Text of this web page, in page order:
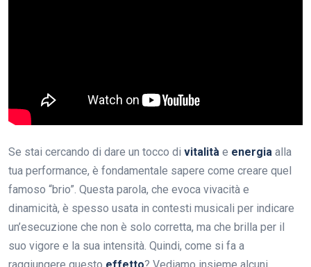
Se stai cercando di dare un tocco di vitalità e energia alla
tua performance, è fondamentale sapere come creare quel
famoso “brio”. Questa parola, che evoca vivacità e
dinamicità, è spesso usata in contesti musicali per indicare
un’esecuzione che non è solo corretta, ma che brilla per il
suo vigore e la sua intensità. Quindi, come si fa a
raggiungere questo effetto? Vediamo insieme alcuni